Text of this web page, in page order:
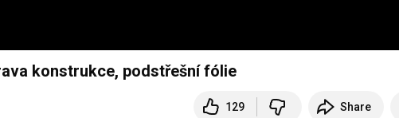
konstrukce, podstřešní fólie
129 Share